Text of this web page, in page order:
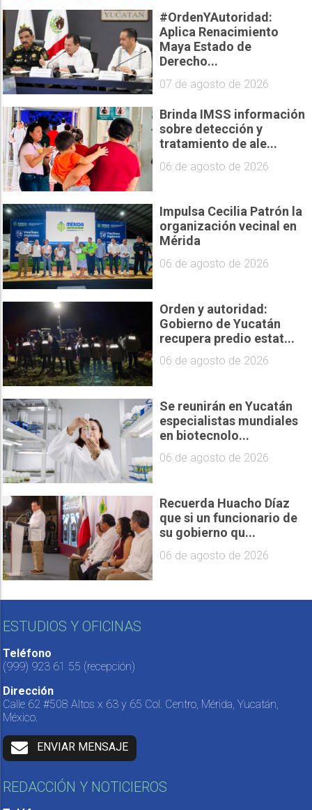
#OrdenYAutoridad:
Aplica Renacimiento
Maya Estado de
Derecho...
07 de agosto de 2026
Brinda IMSS información
sobre detección y
tratamiento de ale...
06 de agosto de 2026
Impulsa Cecilia Patrón la
organización vecinal en
Mérida
06 de agosto de 2026
Orden y autoridad:
Gobierno de Yucatán
recupera predio estat...
06 de agosto de 2026
Se reunirán en Yucatán
especialistas mundiales
en biotecnolo...
06 de agosto de 2026
Recuerda Huacho Díaz
que si un funcionario de
su gobierno qu...
06 de agosto de 2026
ESTUDIOS Y OFICINAS
Teléfono
(999) 923 61 55 (recepción)
Dirección
Calle 62 #508 Altos x 63 y 65 Col. Centro, Mérida, Yucatán,
México.
ENVIAR MENSAJE
REDACCIÓN Y NOTICIEROS